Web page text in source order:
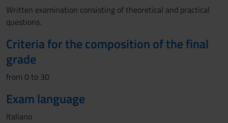
Written examination consisting of theoretical and practical
questions.
Criteria for the composition of the final
grade
from 0 to 30
Exam language
Italiano